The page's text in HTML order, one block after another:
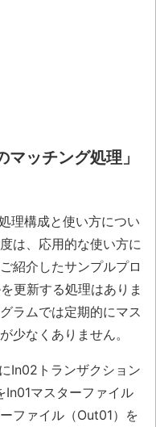
ッチング処理」
理構成と使い方につい
は、応用的な使い方に
紹介したサンプルプロ
更新する処理はありま
ラムでは定期的にマス
少なくありません。
In02トランザクション
マスターファイル
ファイル（Out01）を